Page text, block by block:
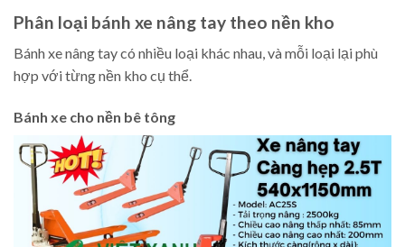
Phân loại bánh xe nâng tay theo nền kho
Bánh xe nâng tay có nhiều loại khác nhau, và mỗi loại lại phù
hợp với từng nền kho cụ thể.
Bánh xe cho nền bê tông